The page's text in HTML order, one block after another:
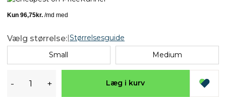
Vælg størrelse:|Størrelsesguide
Small
Medium
- + Læg i kurv